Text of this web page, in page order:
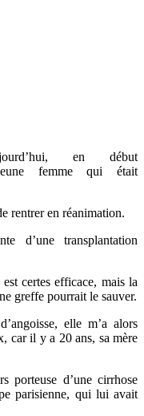
en début
femme qui était
rentrer en réanimation.
d’une transplantation
certes efficace, mais la
greffe pourrait le sauver.
elle m’a alors
car il y a 20 ans, sa mère
porteuse d’une cirrhose
parisienne, qui lui avait